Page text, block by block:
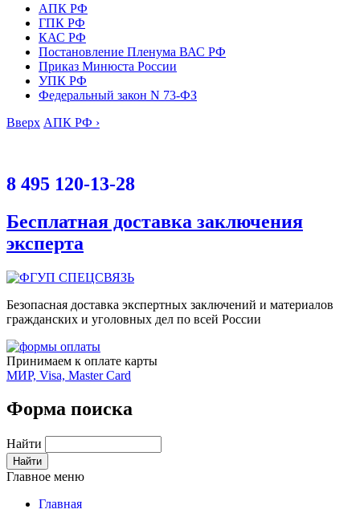
АПК РФ
ГПК РФ
КАС РФ
Постановление Пленума ВАС РФ
Приказ Минюста России
УПК РФ
Федеральный закон N 73-ФЗ
Вверх АПК РФ ›
8 495 120-13-28
Бесплатная доставка заключения
эксперта
Безопасная доставка экспертных заключений и материалов
гражданских и уголовных дел по всей России
Принимаем к оплате карты
МИР, Visa, Master Card
Форма поиска
Найти
Главное меню
Главная